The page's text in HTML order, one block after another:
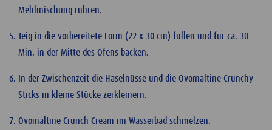
Mehlmischung rühren.
Teig in die vorbereitete Form (22 x 30 cm) füllen und für ca. 30
Min. in der Mitte des Ofens backen.
In der Zwischenzeit die Haselnüsse und die Ovomaltine Crunchy
Sticks in kleine Stücke zerkleinern.
Ovomaltine Crunch Cream im Wasserbad schmelzen.